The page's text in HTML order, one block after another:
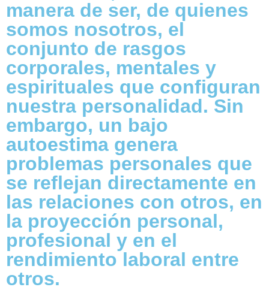
manera de ser, de quienes
somos nosotros, el
conjunto de rasgos
corporales, mentales y
espirituales que configuran
nuestra personalidad. Sin
embargo, un bajo
autoestima genera
problemas personales que
se reflejan directamente en
las relaciones con otros, en
la proyección personal,
profesional y en el
rendimiento laboral entre
otros.